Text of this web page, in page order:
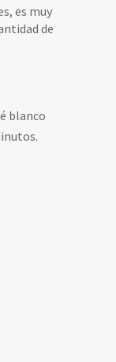
es muy
de
blanco